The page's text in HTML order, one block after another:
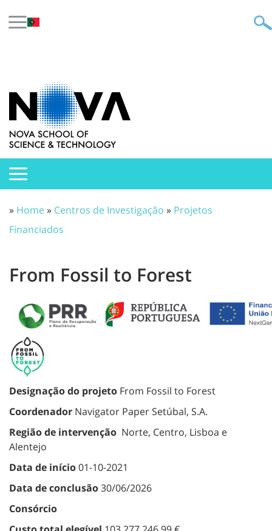
» Home» Centros de Investigação » Projetos
Financiados
From Fossil to Forest
Designação do projeto From Fossil to Forest
Coordenador Navigator Paper Setúbal, S.A.
Região de intervenção Norte, Centro, Lisboa e
Alentejo
Data de início01-10-2021
Data de conclusão30/06/2026
Consórcio